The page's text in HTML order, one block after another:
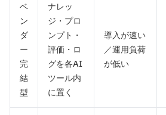
ベ
ン
ダ
ー
完
結
型
ナレッ
ジ・プロ
ンプト・
評価・ロ
グを各AI
ツール内
に置く
導入が速い
／運用負荷
が低い